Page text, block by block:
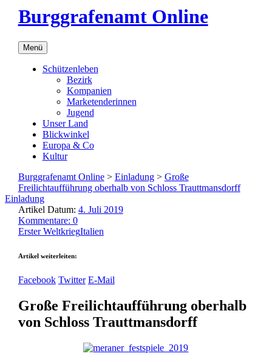
Burggrafenamt Online
Menü
Schützenleben
Bezirk
Kompanien
Marketenderinnen
Jugend
Unser Land
Blickwinkel
Europa & Co
Kultur
Burggrafenamt Online> Einladung> Große
Freilichtaufführung oberhalb von Schloss Trauttmansdorff
Einladung
Artikel Datum: 4. Juli 2019
Kommentare: 0
Erster WeltkriegItalien
Artikel weiterleiten:
Facebook Twitter E-Mail
Große Freilichtaufführung oberhalb
von Schloss Trauttmansdorff